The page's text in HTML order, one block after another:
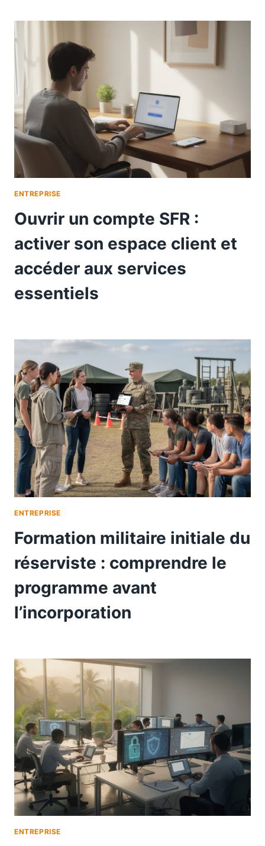
ENTREPRISE
Ouvrir un compte SFR :
activer son espace client et
accéder aux services
essentiels
ENTREPRISE
Formation militaire initiale du
réserviste : comprendre le
programme avant
l’incorporation
ENTREPRISE